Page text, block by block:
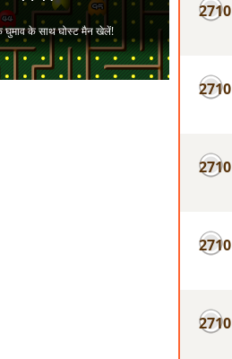
2710
2710
2710
2710
2710